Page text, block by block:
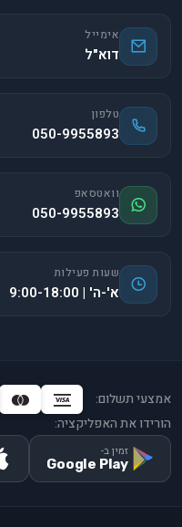
אימייל
דוא"ל
טלפון
050-9955893
וואטסאפ
050-9955893
שעות פעילות
א'-ה' | 9:00-18:00
אמצעי תשלום:
הורידו את האפליקציה:
זמין ב-
Google Play